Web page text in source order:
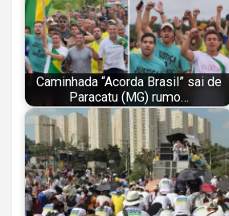
Caminhada “Acorda Brasil” sai de
Paracatu (MG) rumo…